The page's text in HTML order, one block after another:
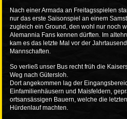
Nach einer Armada an Freitagsspielen
nur das erste Saisonspiel an einem
zugleich ein Ground, den wohl nur noch
Alemannia Fans kennen dürften. Im
kam es das letzte Mal vor der
Mannschaften.
So verließ unser Bus recht früh die
Weg nach Gütersloh.
Dort angekommen lag der
Einfamilienhäusern und Maisfeldern,
ortsansässigen Bauern, welche die
Hürdenlauf machten.